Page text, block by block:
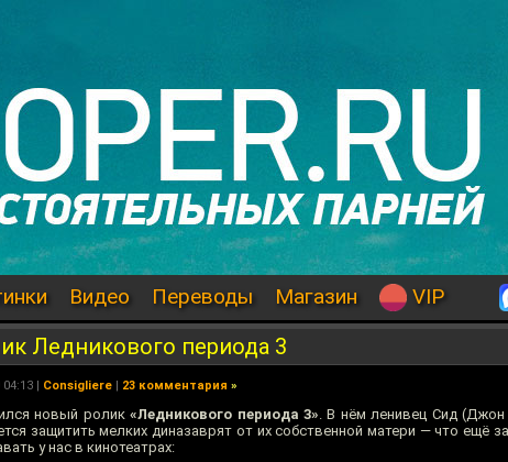
Видео Переводы Магазин VIP
Ледникового периода 3
04:13 | Consigliere | 23 комментария »
новый ролик«Ледникового периода 3». В нём ленивец Сид
защитить мелких диназаврят от их собственной матери — что ещё
у нас в кинотеатрах: